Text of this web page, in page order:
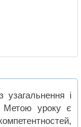
узагальнення і
Метою уроку є